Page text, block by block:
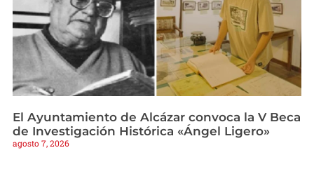
El Ayuntamiento de Alcázar convoca la V Beca
de Investigación Histórica «Ángel Ligero»
agosto 7, 2026